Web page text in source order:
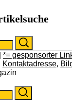
*= gesponsorter
Kontaktadresse,